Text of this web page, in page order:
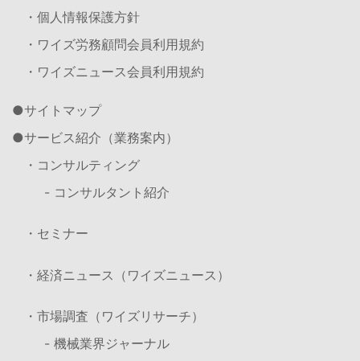
・個人情報保護方針
・ワイズ労務顧問会員利用規約
・ワイズニュース会員利用規約
サイトマップ
サービス紹介（業務案内）
・コンサルティング
- コンサルタント紹介
・セミナー
・経済ニュース（ワイズニュース）
・市場調査（ワイズリサーチ）
- 機械業界ジャーナル